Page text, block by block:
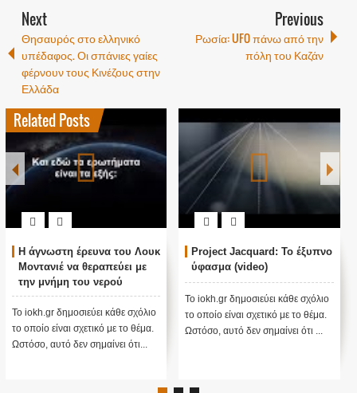
Next
Θησαυρός στο ελληνικό
υπέδαφος. Οι σπάνιες γαίες
φέρνουν τους Κινέζους στην
Ελλάδα
Previous
Ρωσία: UFO πάνω από την
πόλη του Καζάν
Related Posts
Η άγνωστη έρευνα του Λουκ
Μοντανιέ να θεραπεύει με
την μνήμη του νερού
Το iokh.gr δημοσιεύει κάθε σχόλιο
το οποίο είναι σχετικό με το θέμα.
Ωστόσο, αυτό δεν σημαίνει ότι...
Project Jacquard: Το έξυπνο
ύφασμα (video)
Το iokh.gr δημοσιεύει κάθε σχόλιο
το οποίο είναι σχετικό με το θέμα.
Ωστόσο, αυτό δεν σημαίνει ότι ...